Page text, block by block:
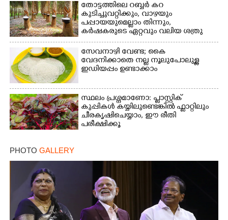
തോട്ടത്തിലെ റബ്ബർ കറ
കുടിച്ചുവറ്റിക്കും, വാഴയും
പപ്പായയുമെല്ലാം തിന്നും,
കർഷകരുടെ ഏറ്റവും വലിയ ശത്രു
സേവനാഴി വേണ്ട; കൈ
വേദനിക്കാതെ നല്ല നൂലുപോലുള്ള
ഇഡിയപ്പം ഉണ്ടാക്കാം
സ്ഥലം പ്രശ്നമാണോ: പ്ലാസ്റ്റിക്
കുപ്പികൾ കയ്യിലുണ്ടെങ്കിൽ ഫ്ലാറ്റിലും
ചീരകൃഷിചെയ്യാം, ഈ രീതി
പരീക്ഷിക്കൂ
PHOTO GALLERY